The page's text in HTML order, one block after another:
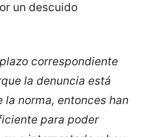
un descuido
correspondiente
la denuncia está
norma, entonces han
para poder